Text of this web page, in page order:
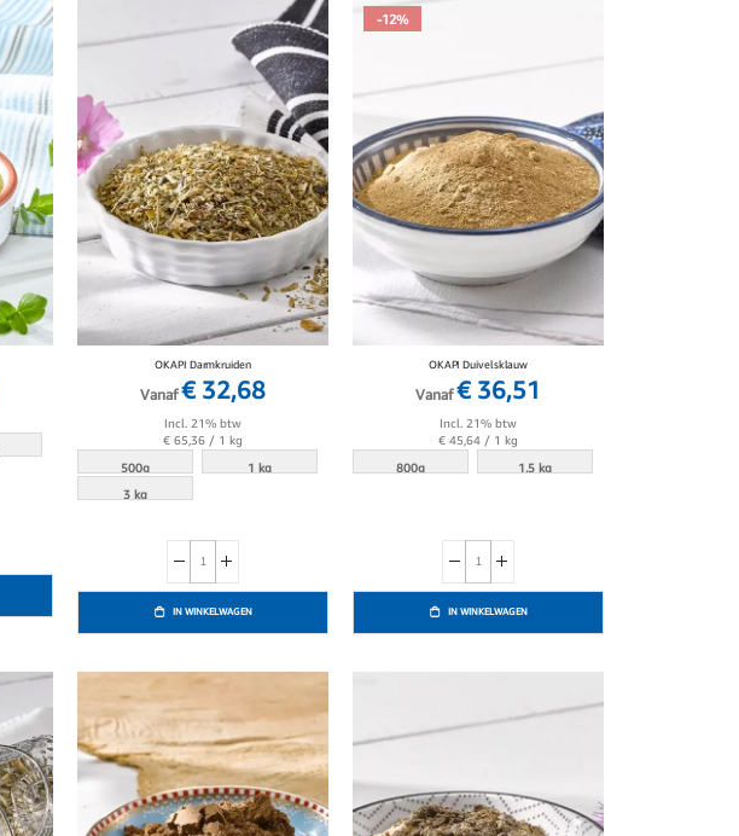
OKAPI Darmkruiden
Vanaf € 32,68
Incl. 21% btw
€ 65,36 / 1 kg
500g
1 kg
3 kg
IN WINKELWAGEN
-12%
OKAPI Duivelsklauw
Vanaf € 36,51
Incl. 21% btw
€ 45,64 / 1 kg
800g
1.5 kg
IN WINKELWAGEN